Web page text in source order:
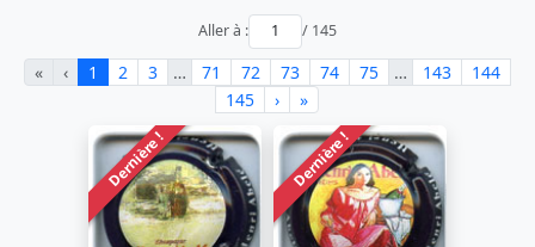
Aller à : / 145
« ‹ 1 2 3 … 71 72 73 74 75 … 143
144
145
› »
Dernière ! Dernière !